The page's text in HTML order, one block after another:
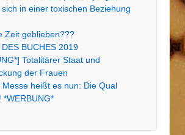
in einer toxischen Beziehung
Zeit geblieben???
DES BUCHES 2019
Totalitärer Staat und
der Frauen
Messe heißt es nun: Die Qual
*WERBUNG*